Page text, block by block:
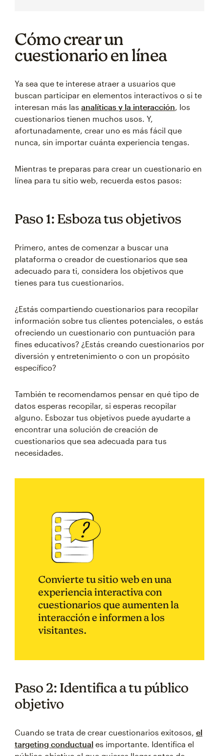
Cómo crear un
cuestionario en línea
Ya sea que te interese atraer a usuarios que
buscan participar en elementos interactivos o si te
interesan más las analíticas y la interacción, los
cuestionarios tienen muchos usos. Y,
afortunadamente, crear uno es más fácil que
nunca, sin importar cuánta experiencia tengas.
Mientras te preparas para crear un cuestionario en
línea para tu sitio web, recuerda estos pasos:
Paso 1: Esboza tus objetivos
Primero, antes de comenzar a buscar una
plataforma o creador de cuestionarios que sea
adecuado para ti, considera los objetivos que
tienes para tus cuestionarios.
¿Estás compartiendo cuestionarios para recopilar
información sobre tus clientes potenciales, o estás
ofreciendo un cuestionario con puntuación para
fines educativos? ¿Estás creando cuestionarios por
diversión y entretenimiento o con un propósito
específico?
También te recomendamos pensar en qué tipo de
datos esperas recopilar, si esperas recopilar
alguno. Esbozar tus objetivos puede ayudarte a
encontrar una solución de creación de
cuestionarios que sea adecuada para tus
necesidades.
Convierte tu sitio web en una
experiencia interactiva con
cuestionarios que aumenten la
interacción e informen a los
visitantes.
Paso 2: Identifica a tu público
objetivo
Cuando se trata de crear cuestionarios exitosos, el
targeting conductual es importante. Identifica el